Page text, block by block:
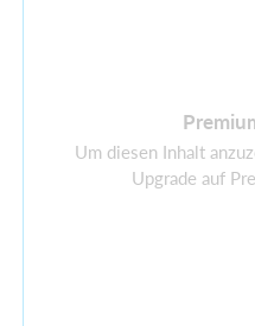
Um diesen Inhalt
Upgrade auf